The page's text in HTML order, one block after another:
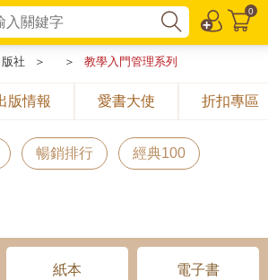
0
社 ＞ ＞ 教學入門管理系列
版情報 愛書大使 折扣專區
暢銷排行 經典100
紙本 電子書